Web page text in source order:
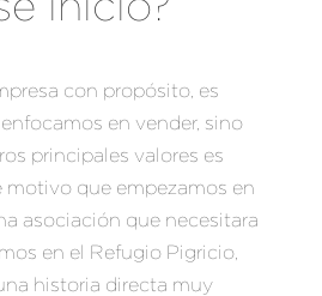
con propósito, es
en vender, sino
principales valores es
motivo que empezamos en
asociación que necesitara
en el Refugio Pigricio,
historia directa muy